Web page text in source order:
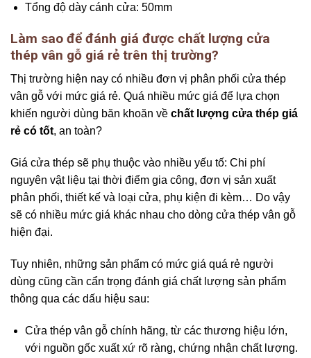
Tổng độ dày cánh cửa: 50mm
Làm sao để đánh giá được chất lượng cửa
thép vân gỗ giá rẻ trên thị trường?
Thị trường hiện nay có nhiều đơn vị phân phối cửa thép
vân gỗ với mức giá rẻ. Quá nhiều mức giá để lựa chọn
khiến người dùng băn khoăn về chất lượng cửa thép giá
rẻ có tốt, an toàn?
Giá cửa thép sẽ phụ thuộc vào nhiều yếu tố: Chi phí
nguyên vật liệu tại thời điểm gia công, đơn vị sản xuất
phân phối, thiết kế và loại cửa, phụ kiện đi kèm… Do vậy
sẽ có nhiều mức giá khác nhau cho dòng cửa thép vân gỗ
hiện đại.
Tuy nhiên, những sản phẩm có mức giá quá rẻ người
dùng cũng cần cẩn trọng đánh giá chất lượng sản phẩm
thông qua các dấu hiệu sau:
Cửa thép vân gỗ chính hãng, từ các thương hiệu lớn,
với nguồn gốc xuất xứ rõ ràng, chứng nhận chất lượng.